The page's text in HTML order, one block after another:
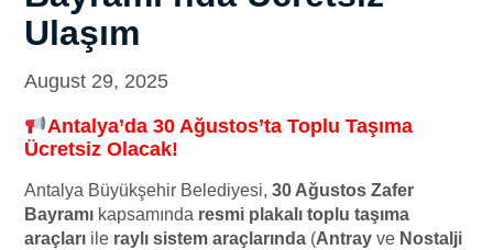
Ulaşım
August 29, 2025
Antalya’da 30 Ağustos’taToplu Taşıma
Ücretsiz Olacak!
Antalya Büyükşehir Belediyesi, 30 Ağustos Zafer
Bayramı kapsamında resmi plakalı toplu taşıma
araçları ile raylı sistem araçlarında (Antray ve Nostalji